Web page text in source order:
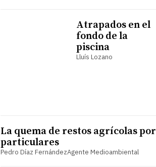
Atrapados en el
fondo de la
piscina
Lluís Lozano
La quema de restos agrícolas por
par ticulares
Pedro Díaz FernándezAgente Medioambiental